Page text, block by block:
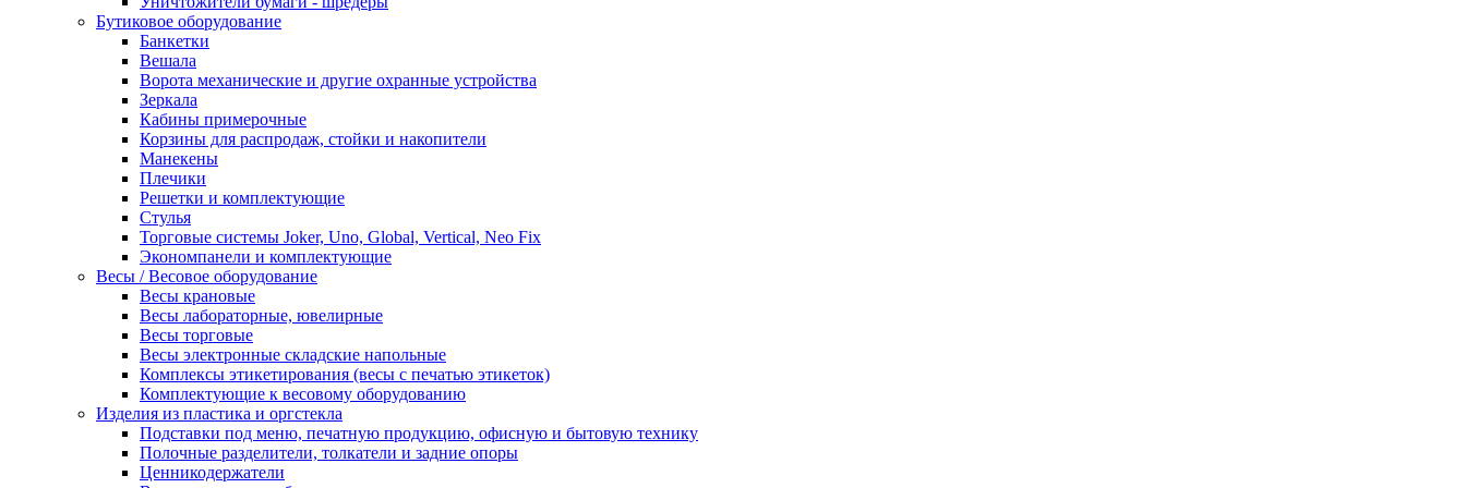
Бутиковое оборудование
Банкетки
Вешала
Ворота механические и другие охранные устройства
Зеркала
Кабины примерочные
Корзины для распродаж, стойки и накопители
Манекены
Плечики
Решетки и комплектующие
Стулья
Торговые системы Joker, Uno, Global, Vertical, Neo Fix
Экономпанели и комплектующие
Весы / Весовое оборудование
Весы крановые
Весы лабораторные, ювелирные
Весы торговые
Весы электронные складские напольные
Комплексы этикетирования (весы с печатью этикеток)
Комплектующие к весовому оборудованию
Изделия из пластика и оргстекла
Подставки под меню, печатную продукцию, офисную и бытовую технику
Полочные разделители, толкатели и задние опоры
Ценникодержатели